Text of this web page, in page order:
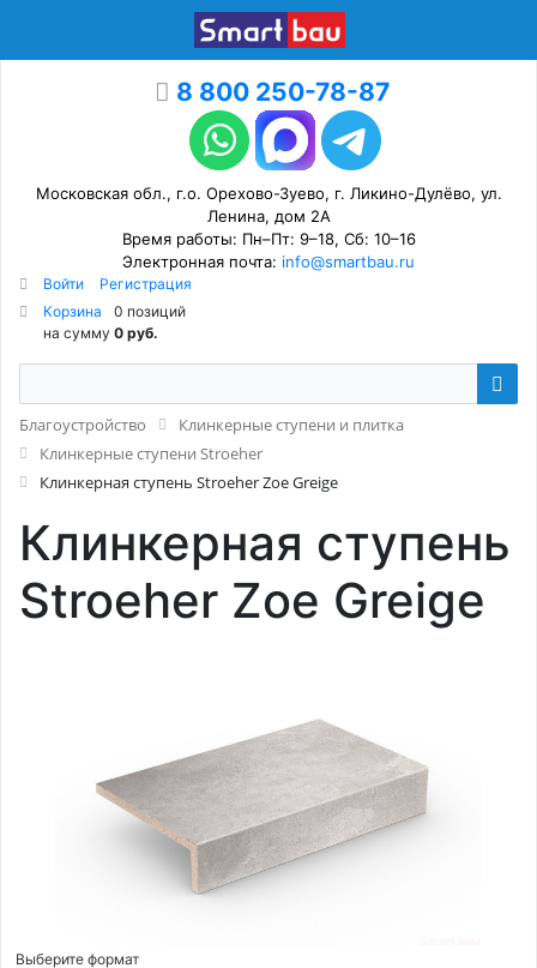
8 800 250-78-87
Московская обл., г.о. Орехово-Зуево, г. Ликино-Дулёво, ул.
Ленина, дом 2А
Время работы: Пн–Пт: 9–18, Сб: 10–16
Электронная почта: info@smartbau.ru
Войти
Регистрация
Корзина
0 позиций
на сумму 0 руб.
Благоустройство
Клинкерные ступени и плитка
Клинкерные ступени Stroeher
Клинкерная ступень Stroeher Zoe Greige
Клинкерная ступень
Stroeher Zoe Greige
Выберите формат